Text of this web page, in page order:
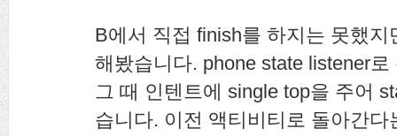
B에서 직접 finish를 하지는 못했
해봤습니다. phone state listener
그 때 인텐트에 single top을 주어
습니다. 이전 액티비티로 돌아간